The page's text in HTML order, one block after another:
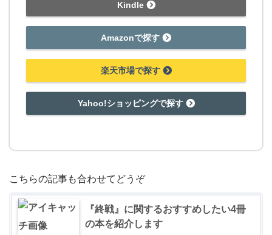
Kindle
Amazonで探す
楽天市場で探す
Yahoo!ショッピングで探す
こちらの記事も合わせてどうぞ
『終戦』に関するおすすめしたい4冊
の本を紹介します